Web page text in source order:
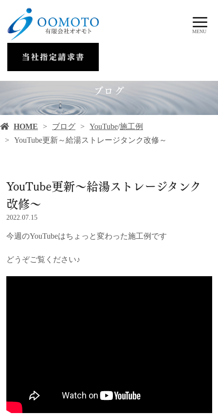
MENU
ブログ
HOME ブログ YouTube/施工例
YouTube更新～給湯ストレージタンク改修～
YouTube更新～給湯ストレージタンク
改修～
2022.07.15
今週のYouTubeはちょっと変わった施工例です
どうぞご覧ください♪